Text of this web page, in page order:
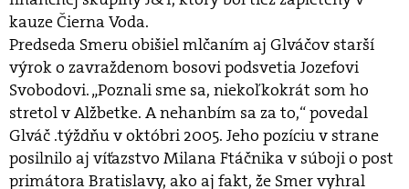
kauze Čierna Voda.
Predseda Smeru obišiel mlčaním aj Glváčov starší
výrok o zavraždenom bosovi podsvetia Jozefovi
Svobodovi. „Poznali sme sa, niekoľkokrát som ho
stretol v Alžbetke. A nehanbím sa za to,“ povedal
Glváč .týždňu v októbri 2005. Jeho pozíciu v strane
posilnilo aj víťazstvo Milana Ftáčnika v súboji o post
primátora Bratislavy, ako aj fakt, že Smer vyhral